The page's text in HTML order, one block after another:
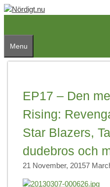
Skip
Menu
EP17 – Den
Rising:
Star Blazers,
dudebros och
21 November, 20157